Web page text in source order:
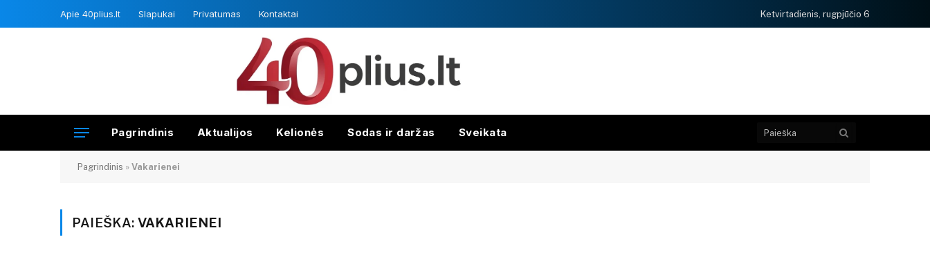
Apie 40plius.lt Slapukai Privatumas Kontaktai Ketvirtadienis, rugpjūčio 6
Pagrindinis Aktualijos Kelionės Sodas ir daržas Sveikata
Pagrindinis » Vakarienei
PAIEŠKA: VAKARIENEI